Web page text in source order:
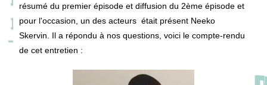
résumé du premier épisode et diffusion du 2ème épisode et
pour l'occasion, un des acteurs était présent Neeko
Skervin. Il a répondu à nos questions, voici le compte-rendu
de cet entretien :